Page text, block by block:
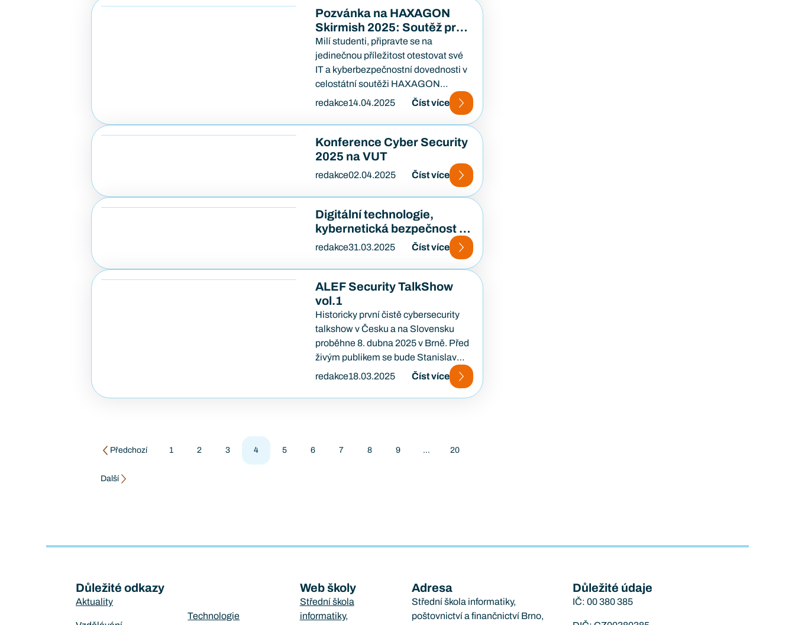
Pozvánka na HAXAGON
Skirmish 2025: Soutěž pro
všechny studenty středních
škol
Milí studenti, připravte se na
jedinečnou příležitost otestovat své
IT a kyberbezpečnostní dovednosti v
celostátní soutěži HAXAGON
Skirmish 2025! Co je HAXAGON
Skirmish? HAXAGON Skirmish…
redakce14.04.2025 Číst více
Konference Cyber Security
2025 na VUT
redakce02.04.2025 Číst více
Digitální technologie,
kybernetická bezpečnost a
AI
redakce31.03.2025 Číst více
ALEF Security TalkShow
vol.1
Historicky první čistě cybersecurity
talkshow v Česku a na Slovensku
proběhne 8. dubna 2025 v Brně. Před
živým publikem se bude Stanislav
Novotný společně s…
redakce18.03.2025 Číst více
Předchozí 1 2 3 4 5 6 7 8 9 … 20
Další
Důležité odkazy
Aktuality
Technologie
Web školy
Střední škola
informatiky,
Adresa
Střední škola informatiky,
poštovnictví a finančnictví Brno,
Důležité údaje
IČ: 00 380 385